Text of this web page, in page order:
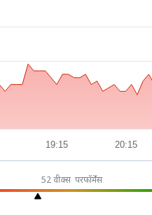
19:15 20:15
52 वीक्स परफॉर्मेंस